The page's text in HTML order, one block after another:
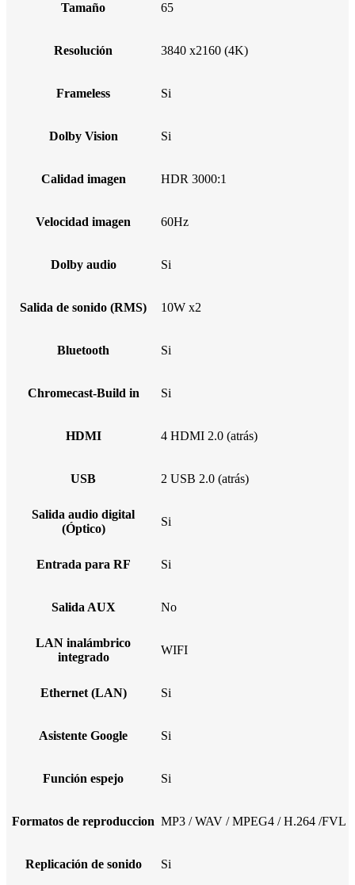
Tamaño 65
Resolución 3840 x2160 (4K)
Frameless Si
Dolby Vision Si
Calidad imagen HDR 3000:1
Velocidad imagen 60Hz
Dolby audio Si
Salida de sonido (RMS) 10W x2
Bluetooth Si
Chromecast-Build in Si
HDMI 4 HDMI 2.0 (atrás)
USB 2 USB 2.0 (atrás)
Salida audio digital
(Óptico)
Si
Entrada para RF Si
Salida AUX No
LAN inalámbrico
integrado
WIFI
Ethernet (LAN) Si
Asistente Google Si
Función espejo Si
Formatos de reproduccion MP3 / WAV / MPEG4 / H.264 /FVL
Replicación de sonido Si